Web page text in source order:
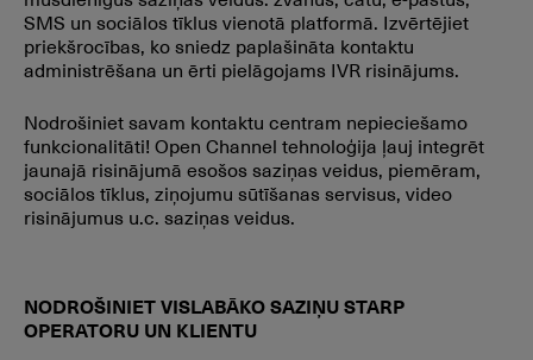
SMS un sociālos tīklus vienotā platformā. Izvērtējiet
priekšrocības, ko sniedz paplašināta kontaktu
administrēšana un ērti pielāgojams IVR risinājums.
Nodrošiniet savam kontaktu centram nepieciešamo
funkcionalitāti! Open Channel tehnoloģija ļauj integrēt
jaunajā risinājumā esošos saziņas veidus, piemēram,
sociālos tīklus, ziņojumu sūtīšanas servisus, video
risinājumus u.c. saziņas veidus.
NODROŠINIET VISLABĀKO SAZIŅU STARP
OPERATORU UN KLIENTU